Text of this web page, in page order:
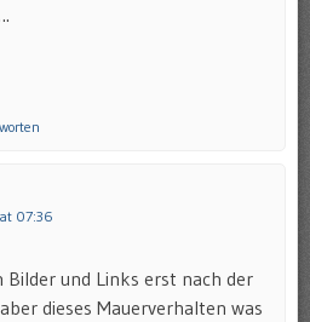
07:36
Bilder und Links erst nach der
dieses Mauerverhalten was